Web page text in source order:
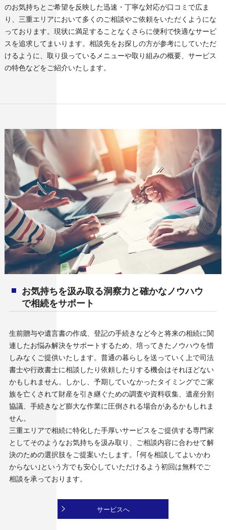
のお気持ちとご希望を反映した迅速・丁寧な対応が口コミで広ま
り、三重エリアにおいて多くのご相談やご依頼をいただくようにな
っております。現状に満足することなくさらに便利で快適なサービ
スを追求してまいります。相談先をお探しの方が参考にしていただ
けるように、取り扱っているメニューや取り組みの概要、サービス
の特色などをご紹介いたします。
お気持ちを汲み取る洞察力と確かなノウハウ
で相続をサポート
生前贈与や遺言書の作成、登記の手続きなど今と将来の相続に関
連したお悩み解決をサポートするため、培ってきたノウハウを惜
しみなくご提供いたします。普通の暮らしを送っていく上で司法
書士や行政書士に相談したり依頼したりする機会はそれほどない
かもしれません。しかし、予期していなかったタイミングでご家
族を亡くされて財産を引き継ぐための調査や資料収集、遺産分割
協議、手続きなど膨大な作業に圧倒される場合があるかもしれま
せん。
三重エリアで相続に特化した手厚いサービスをご提供する専門家
としてそのようなお気持ちを汲み取り、ご相談内容に合わせて解
決のための選択肢をご提案いたします。｢何を相談してよいかわ
からない｣という方でも安心していただけるよう初回は無料でご
相談を承っております。
サービスへ